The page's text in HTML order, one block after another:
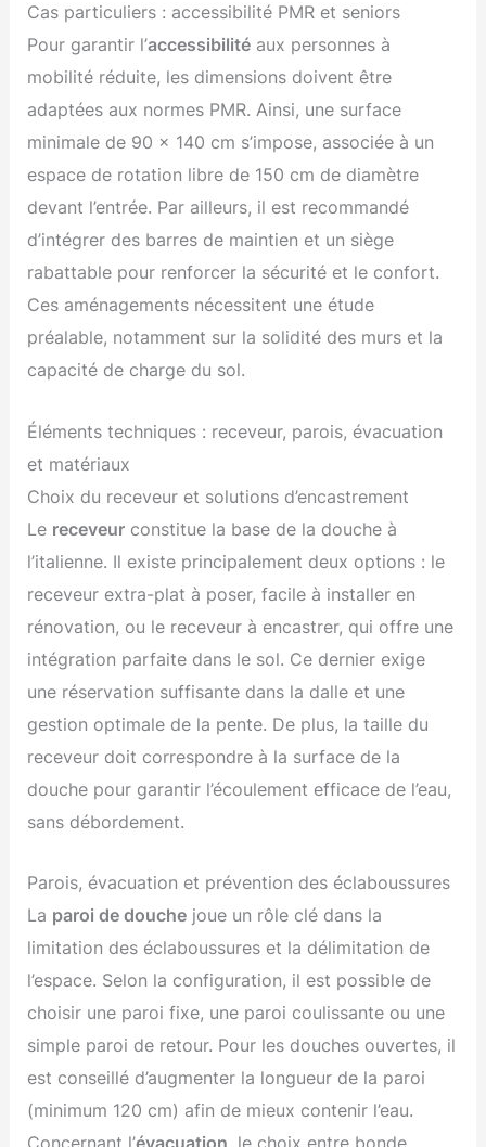
Cas particuliers : accessibilité PMR et seniors
Pour garantir l’accessibilité aux personnes à
mobilité réduite, les dimensions doivent être
adaptées aux normes PMR. Ainsi, une surface
minimale de 90 x 140 cm s’impose, associée à un
espace de rotation libre de 150 cm de diamètre
devant l’entrée. Par ailleurs, il est recommandé
d’intégrer des barres de maintien et un siège
rabattable pour renforcer la sécurité et le confort.
Ces aménagements nécessitent une étude
préalable, notamment sur la solidité des murs et la
capacité de charge du sol.
Éléments techniques : receveur, parois, évacuation
et matériaux
Choix du receveur et solutions d’encastrement
Le receveur constitue la base de la douche à
l’italienne. Il existe principalement deux options : le
receveur extra-plat à poser, facile à installer en
rénovation, ou le receveur à encastrer, qui offre une
intégration parfaite dans le sol. Ce dernier exige
une réservation suffisante dans la dalle et une
gestion optimale de la pente. De plus, la taille du
receveur doit correspondre à la surface de la
douche pour garantir l’écoulement efficace de l’eau,
sans débordement.
Parois, évacuation et prévention des éclaboussures
La paroi de douche joue un rôle clé dans la
limitation des éclaboussures et la délimitation de
l’espace. Selon la configuration, il est possible de
choisir une paroi fixe, une paroi coulissante ou une
simple paroi de retour. Pour les douches ouvertes, il
est conseillé d’augmenter la longueur de la paroi
(minimum 120 cm) afin de mieux contenir l’eau.
Concernant l’évacuation , le choix entre bonde,